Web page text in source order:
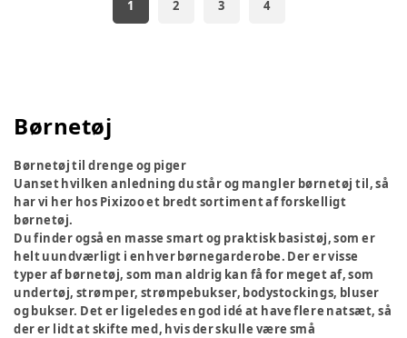
1 2 3 4
Børnetøj
Børnetøj til drenge og piger
Uanset hvilken anledning du står og mangler børnetøj til, så
har vi her hos Pixizoo et bredt sortiment af forskelligt
børnetøj.
Du finder også en masse smart og praktisk basistøj, som er
helt uundværligt i enhver børnegarderobe. Der er visse
typer af børnetøj, som man aldrig kan få for meget af, som
undertøj, strømper, strømpebukser, bodystockings, bluser
og bukser. Det er ligeledes en god idé at have flere natsæt, så
der er lidt at skifte med, hvis der skulle være små